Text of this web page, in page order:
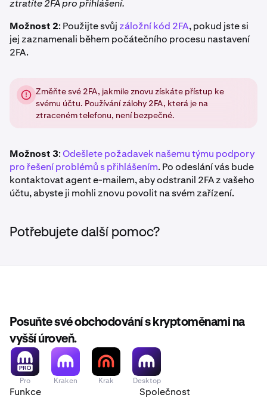
ztratíte 2FA pro přihlášení.
Možnost 2: Použijte svůj záložní kód 2FA, pokud jste si
jej zaznamenali během počátečního procesu nastavení
2FA.
Změňte své 2FA, jakmile znovu získáte přístup ke
svému účtu. Používání zálohy 2FA, která je na
ztraceném telefonu, není bezpečné.
Možnost 3: Odešlete požadavek našemu týmu podpory
pro řešení problémů s přihlášením. Po odeslání vás bude
kontaktovat agent e-mailem, aby odstranil 2FA z vašeho
účtu, abyste ji mohli znovu povolit na svém zařízení.
Potřebujete další pomoc?
Posuňte své obchodování s kryptoměnami na
vyšší úroveň.
Pro Kraken Krak Desktop
Funkce Společnost